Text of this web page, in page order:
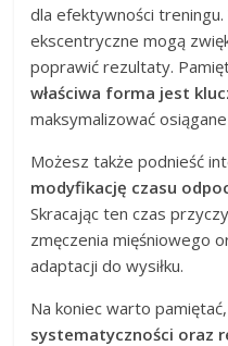
dla efektywności
ekscentryczne mogą
poprawić rezultaty.
właściwa forma jest
maksymalizować
Możesz także podnieść
modyfikację czasu
Skracając ten czas
zmęczenia mięśniowego
adaptacji do wysiłku.
Na koniec warto
systematyczności oraz